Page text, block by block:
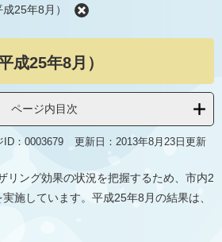
25年8月）
成25年8月）
ページ内目次
ID：0003679 更新日：2013年8月23日更新
ング効果の状況を把握するため、市内2
施しています。平成25年8月の結果は、